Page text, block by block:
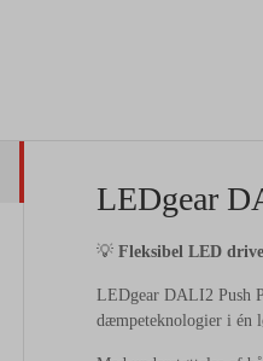
LEDgear
💡 Fleksibel LED
LEDgear DALI2 Push
dæmpeteknologier i én